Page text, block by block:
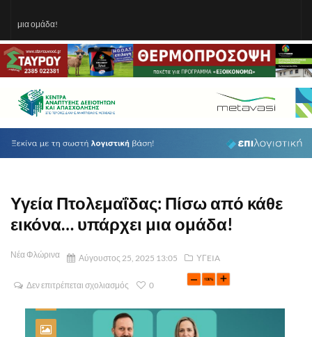
μια ομάδα!
Υγεία Πτολεμαΐδας: Πίσω από κάθε
εικόνα… υπάρχει μια ομάδα!
Νέα Φλώρινα Αύγουστος 25, 2025 13:05 ΥΓEIA
Δεν επιτρέπεται σχολιασμός 0